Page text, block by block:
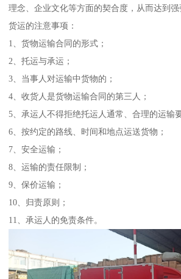
理念、企业文化等方面的契合度，从而达到强
货运的注意事项：
1、货物运输合同的形式；
2、托运与承运；
3、当事人对运输中货物的；
4、收货人是货物运输合同的第三人；
5、承运人不得拒绝托运人通常、合理的运输
6、按约定的路线、时间和地点运送货物；
7、安全运输；
8、运输的责任限制；
9、保价运输；
10、归责原则；
11、承运人的免责条件。